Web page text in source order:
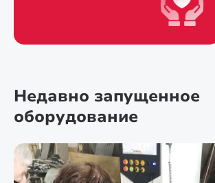
Недавно запущенное
оборудование